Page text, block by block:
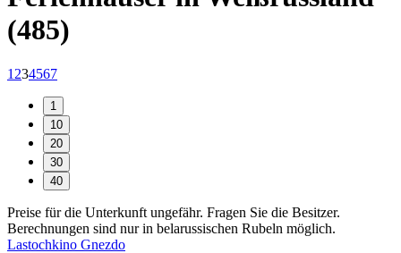
(485)
1 234567
Preise für die Unterkunft ungefähr. Fragen Sie die Besitzer.
Berechnungen sind nur in belarussischen Rubeln möglich.
Lastochkino Gnezdo